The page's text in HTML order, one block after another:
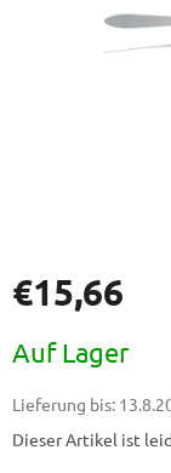
€15,66
Auf Lager
Lieferung bis:
Dieser Artikel ist